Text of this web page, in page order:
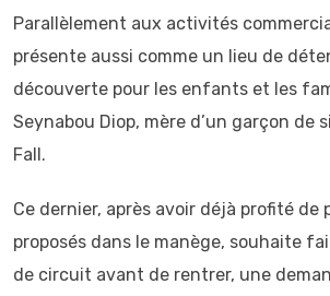
Parallèlement aux activités
présente aussi comme un lieu de
découverte pour les enfants et les
Seynabou Diop, mère d’un garçon de
Fall.
Ce dernier, après avoir déjà profité de
proposés dans le manège, souhaite
de circuit avant de rentrer, une